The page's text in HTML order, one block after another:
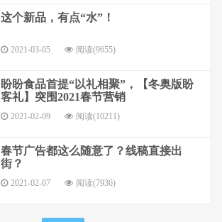
这个新品，有点“水”！
2021-03-05 阅读(9655)
盼盼食品首提“以礼相聚”，【冬奥版盼
客礼】突围2021春节营销
2021-02-09 阅读(10211)
春节广告都这么随意了？线稿直接出
街？
2021-02-07 阅读(7936)